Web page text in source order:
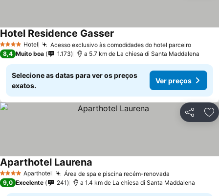
4 EstrelasHotel Acesso exclusivo às comodidades do hotel parceiro
Hotel Residence Gasser
8,4 Muito boa 1.173 a 5.7 km de La chiesa di Santa Maddalena
Selecione as datas para ver os preços
exatos.
Ver preços
Partilhar
4 EstrelasAparthotel Área de spa e piscina recém-renovada
Aparthotel Laurena
9,0 Excelente 241 a 1.4 km de La chiesa di Santa Maddalena